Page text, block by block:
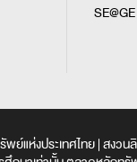
SE@GE
ย์แห่งประเทศไทย | สงวน